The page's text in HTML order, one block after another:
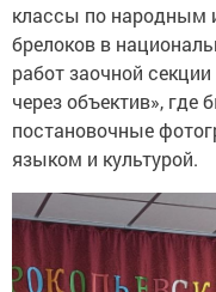
классы по народным
брелоков в
работ заочной
через объектив», где
постановочные
языком и культурой.